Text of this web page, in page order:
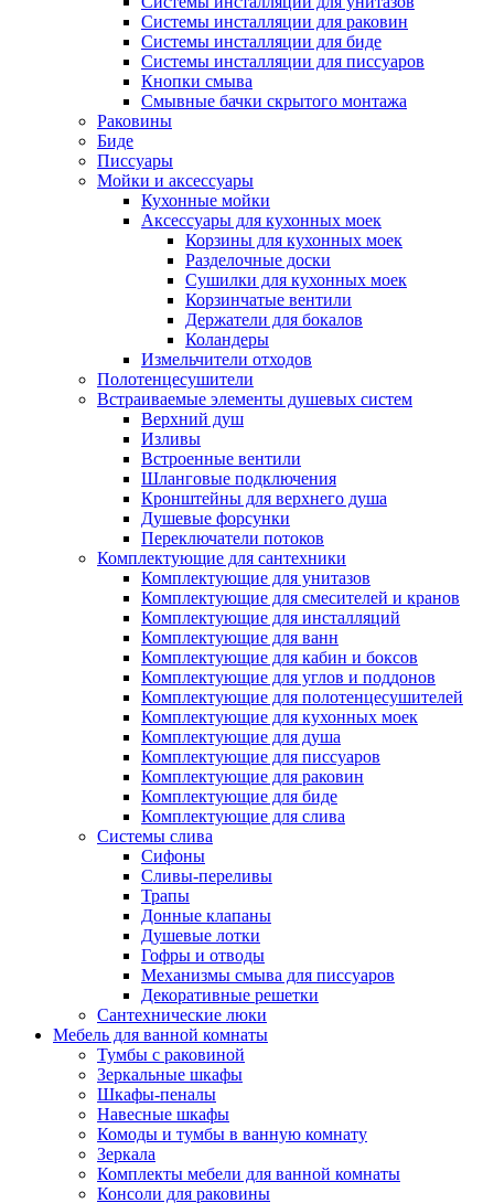
Системы инсталляции для раковин
Системы инсталляции для биде
Системы инсталляции для писсуаров
Кнопки смыва
Смывные бачки скрытого монтажа
Раковины
Биде
Писсуары
Мойки и аксессуары
Кухонные мойки
Аксессуары для кухонных моек
Корзины для кухонных моек
Разделочные доски
Сушилки для кухонных моек
Корзинчатые вентили
Держатели для бокалов
Коландеры
Измельчители отходов
Полотенцесушители
Встраиваемые элементы душевых систем
Верхний душ
Изливы
Встроенные вентили
Шланговые подключения
Кронштейны для верхнего душа
Душевые форсунки
Переключатели потоков
Комплектующие для сантехники
Комплектующие для унитазов
Комплектующие для смесителей и кранов
Комплектующие для инсталляций
Комплектующие для ванн
Комплектующие для кабин и боксов
Комплектующие для углов и поддонов
Комплектующие для полотенцесушителей
Комплектующие для кухонных моек
Комплектующие для душа
Комплектующие для писсуаров
Комплектующие для раковин
Комплектующие для биде
Комплектующие для слива
Системы слива
Сифоны
Сливы-переливы
Трапы
Донные клапаны
Душевые лотки
Гофры и отводы
Механизмы смыва для писсуаров
Декоративные решетки
Сантехнические люки
Мебель для ванной комнаты
Тумбы с раковиной
Зеркальные шкафы
Шкафы-пеналы
Навесные шкафы
Комоды и тумбы в ванную комнату
Зеркала
Комплекты мебели для ванной комнаты
Консоли для раковины